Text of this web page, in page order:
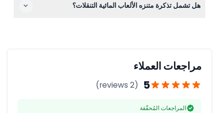
من ثبات خططك عند الحجز.
هل تشمل تذكرة متنزه الألعاب المائية التنقلات؟
مراجعات العملاء
5
(2 reviews)
المراجعات المُحقّقة